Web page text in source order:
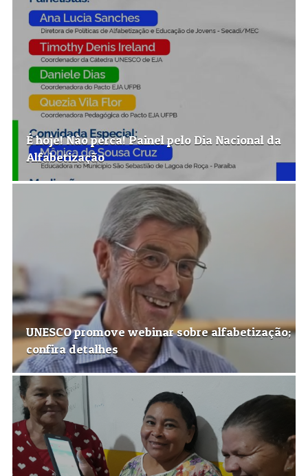
É hoje! Nâo perca! Painel pelo Dia Nacional da
Alfabetização
UNESCO promove webinar sobre alfabetização;
confira detalhes